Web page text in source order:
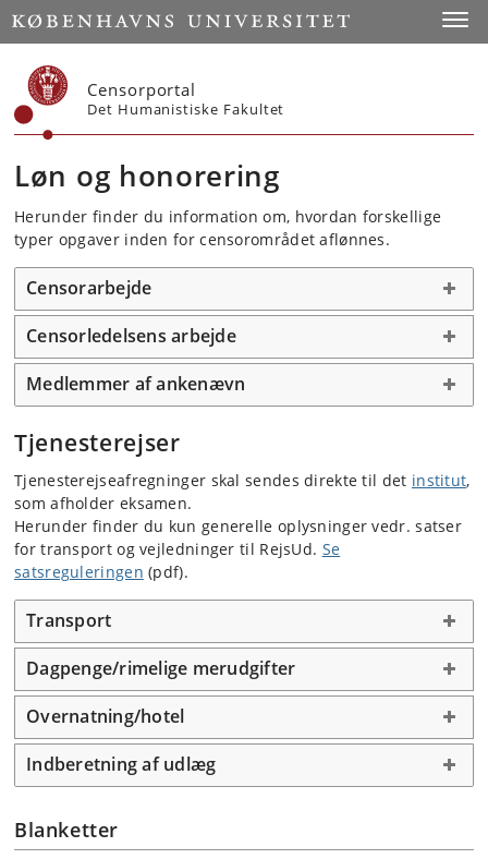
Start
Censorportal
Det Humanistiske Fakultet
Løn og honorering
Herunder finder du information om, hvordan forskellige
typer opgaver inden for censorområdet aflønnes.
Censorarbejde
Censorledelsens arbejde
Medlemmer af ankenævn
Tjenesterejser
Tjenesterejseafregninger skal sendes direkte til det institut,
som afholder eksamen.
Herunder finder du kun generelle oplysninger vedr. satser
for transport og vejledninger til RejsUd. Se
satsreguleringen (pdf).
Transport
Dagpenge/rimelige merudgifter
Overnatning/hotel
Indberetning af udlæg
Blanketter